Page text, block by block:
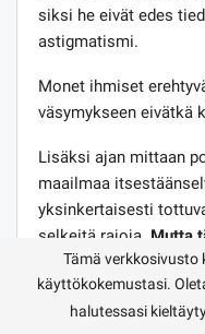
siksi he eivät edes
astigmatismi.
Monet ihmiset
väsymykseen eivätkä
Lisäksi ajan mittaan
maailmaa
yksinkertaisesti
selkeitä rajoja. Mutta
etenee.Tauti kehittyy
aluksi
Tämä
käyttökokemustasi.
halutessasi